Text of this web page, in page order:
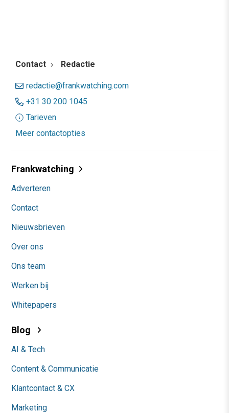
Contact Redactie
redactie@frankwatching.com
+31 30 200 1045
Tarieven
Meer contactopties
Frankwatching
Adverteren
Contact
Nieuwsbrieven
Over ons
Ons team
Werken bij
Whitepapers
Blog
AI & Tech
Content & Communicatie
Klantcontact & CX
Marketing